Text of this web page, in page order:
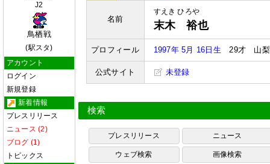
J2
鳥栖戦
(駅スタ)
アカウント
ログイン
新規登録
新着情報
プレスリリース
ニュース (2)
ブログ (1)
トピックス
名前
すえき ひろや
末木 裕也
プロフィール 1997年 5月 16日生 29才 山梨
公式サイト 未登録
検索
プレスリリース ニュース
ウェブ検索 画像検索